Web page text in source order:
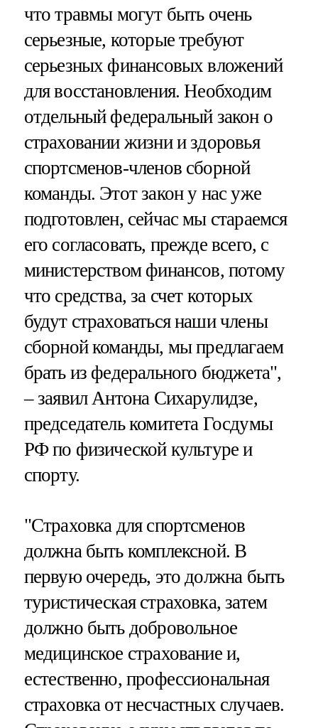
что травмы могут быть очень
серьезные, которые требуют
серьезных финансовых вложений
для восстановления. Необходим
отдельный федеральный закон о
страховании жизни и здоровья
спортсменов-членов сборной
команды. Этот закон у нас уже
подготовлен, сейчас мы стараемся
его согласовать, прежде всего, с
министерством финансов, потому
что средства, за счет которых
будут страховаться наши члены
сборной команды, мы предлагаем
брать из федерального бюджета",
– заявил Антона Сихарулидзе,
председатель комитета Госдумы
РФ по физической культуре и
спорту.
"Страховка для спортсменов
должна быть комплексной. В
первую очередь, это должна быть
туристическая страховка, затем
должно быть добровольное
медицинское страхование и,
естественно, профессиональная
страховка от несчастных случаев.